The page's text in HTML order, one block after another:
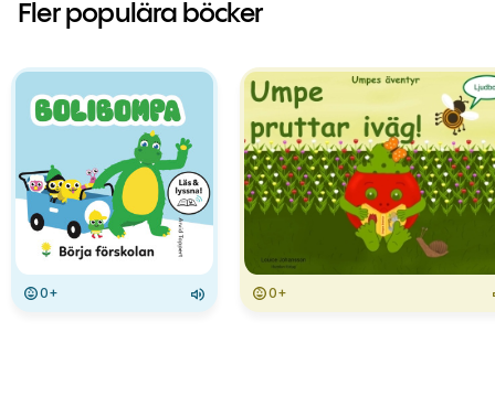
Fler populära böcker
0+ 0+